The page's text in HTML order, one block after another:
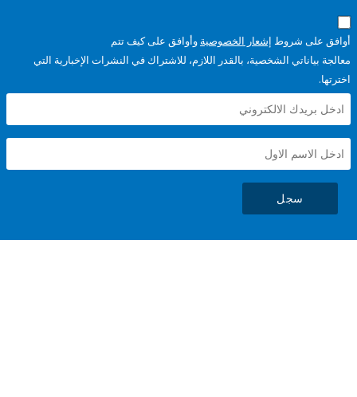
شروطإشعار الخصوصيةوأوافق على كيف تتم
الشخصية، بالقدر اللازم، للاشتراك في النشرات الإخبارية التي